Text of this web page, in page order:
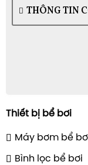
THÔNG TIN
Thiết bị bể bơi
Máy bơm bể
Bình lọc bể bơi